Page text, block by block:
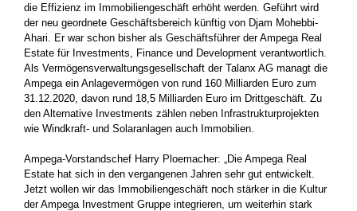
die Effizienz im Immobiliengeschäft erhöht werden. Geführt wird
der neu geordnete Geschäftsbereich künftig von Djam Mohebbi-
Ahari. Er war schon bisher als Geschäftsführer der Ampega Real
Estate für Investments, Finance und Development verantwortlich.
Als Vermögensverwaltungsgesellschaft der Talanx AG managt die
Ampega ein Anlagevermögen von rund 160 Milliarden Euro zum
31.12.2020, davon rund 18,5 Milliarden Euro im Drittgeschäft. Zu
den Alternative Investments zählen neben Infrastrukturprojekten
wie Windkraft- und Solaranlagen auch Immobilien.
Ampega-Vorstandschef Harry Ploemacher: „Die Ampega Real
Estate hat sich in den vergangenen Jahren sehr gut entwickelt.
Jetzt wollen wir das Immobiliengeschäft noch stärker in die Kultur
der Ampega Investment Gruppe integrieren, um weiterhin stark